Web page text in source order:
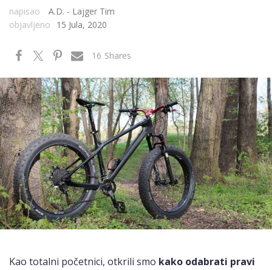
napisao
A.D. - Lajger Tim
objavljeno
15 Jula, 2020
Shares
16
Kao totalni početnici, otkrili smo kako odabrati pravi